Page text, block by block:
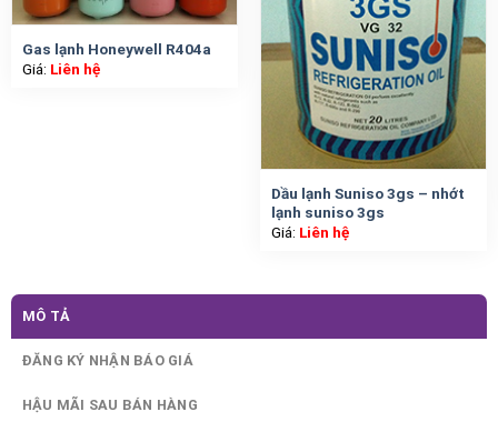
Gas lạnh Honeywell R404a
Giá: Liên hệ
Dầu lạnh Suniso 3gs – nhớt
lạnh suniso 3gs
Giá: Liên hệ
MÔ TẢ
ĐĂNG KÝ NHẬN BÁO GIÁ
HẬU MÃI SAU BÁN HÀNG